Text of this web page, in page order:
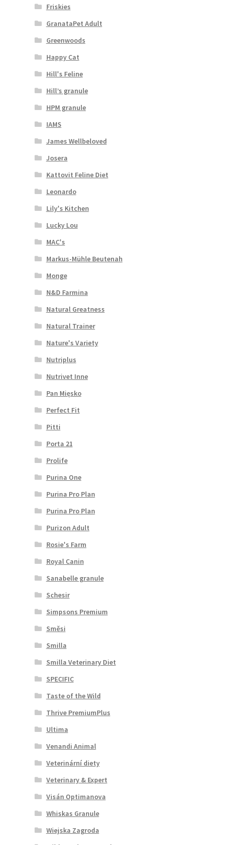
Friskies
GranataPet Adult
Greenwoods
Happy Cat
Hill's Feline
Hill’s granule
HPM granule
IAMS
James Wellbeloved
Josera
Kattovit Feline Diet
Leonardo
Lily's Kitchen
Lucky Lou
MAC's
Markus-Mühle Beutenah
Monge
N&D Farmina
Natural Greatness
Natural Trainer
Nature's Variety
Nutriplus
Nutrivet Inne
Pan Mięsko
Perfect Fit
Pitti
Porta 21
Prolife
Purina One
Purina Pro Plan
Purina Pro Plan
Purizon Adult
Rosie's Farm
Royal Canin
Sanabelle granule
Schesir
Simpsons Premium
Směsi
Smilla
Smilla Veterinary Diet
SPECIFIC
Taste of the Wild
Thrive PremiumPlus
Ultima
Venandi Animal
Veterinární diety
Veterinary & Expert
Visán Optimanova
Whiskas Granule
Wiejska Zagroda